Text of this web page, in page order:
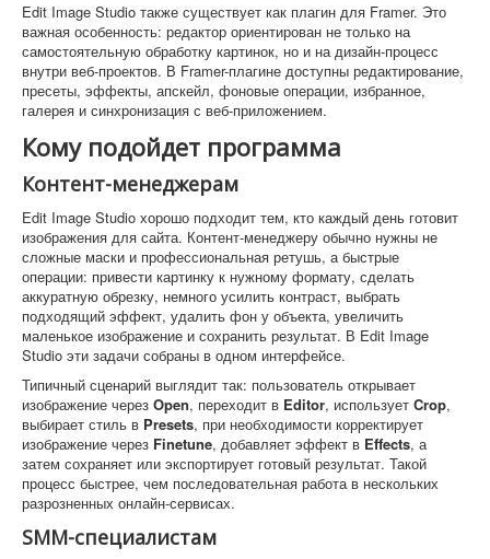
Edit Image Studio также существует как плагин для Framer. Это
важная особенность: редактор ориентирован не только на
самостоятельную обработку картинок, но и на дизайн-процесс
внутри веб-проектов. В Framer-плагине доступны редактирование,
пресеты, эффекты, апскейл, фоновые операции, избранное,
галерея и синхронизация с веб-приложением.
Кому подойдет программа
Контент-менеджерам
Edit Image Studio хорошо подходит тем, кто каждый день готовит
изображения для сайта. Контент-менеджеру обычно нужны не
сложные маски и профессиональная ретушь, а быстрые
операции: привести картинку к нужному формату, сделать
аккуратную обрезку, немного усилить контраст, выбрать
подходящий эффект, удалить фон у объекта, увеличить
маленькое изображение и сохранить результат. В Edit Image
Studio эти задачи собраны в одном интерфейсе.
Типичный сценарий выглядит так: пользователь открывает
изображение через Open, переходит в Editor, использует Crop,
выбирает стиль в Presets, при необходимости корректирует
изображение через Finetune, добавляет эффект в Effects, а
затем сохраняет или экспортирует готовый результат. Такой
процесс быстрее, чем последовательная работа в нескольких
разрозненных онлайн-сервисах.
SMM-специалистам